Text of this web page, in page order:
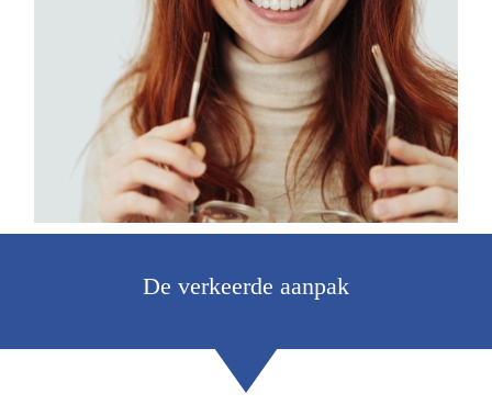
De verkeerde aanpak